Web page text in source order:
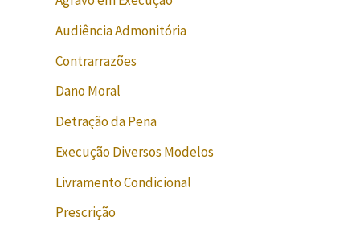
Audiência Admonitória
Contrarrazões
Dano Moral
Detração da Pena
Execução Diversos Modelos
Livramento Condicional
Prescrição